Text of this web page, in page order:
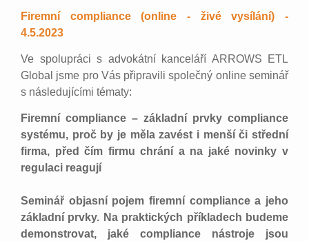
Firemní compliance (online - živé vysílání) -
4.5.2023
Ve spolupráci s advokátní kanceláří ARROWS ETL
Global jsme pro Vás připravili společný online seminář
s následujícími tématy:
Firemní compliance – základní prvky compliance
systému, proč by je měla zavést i menší či střední
firma, před čím firmu chrání a na jaké novinky v
regulaci reagují
Seminář objasní pojem firemní compliance a jeho
základní prvky. Na praktických příkladech budeme
demonstrovat, jaké compliance nástroje jsou